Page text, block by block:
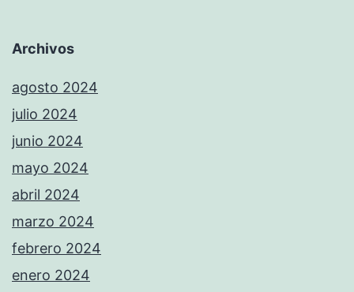
Archivos
agosto 2024
julio 2024
junio 2024
mayo 2024
abril 2024
marzo 2024
febrero 2024
enero 2024